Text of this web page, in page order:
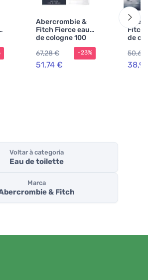
Abercrombie &
Fitch Fierce eau
de cologne 100
ml para homens
67,28 €
51,74 €
-23%
Fitch
de
50,67
Voltar à categoria
Eau de toilette
Marca
& Fitch